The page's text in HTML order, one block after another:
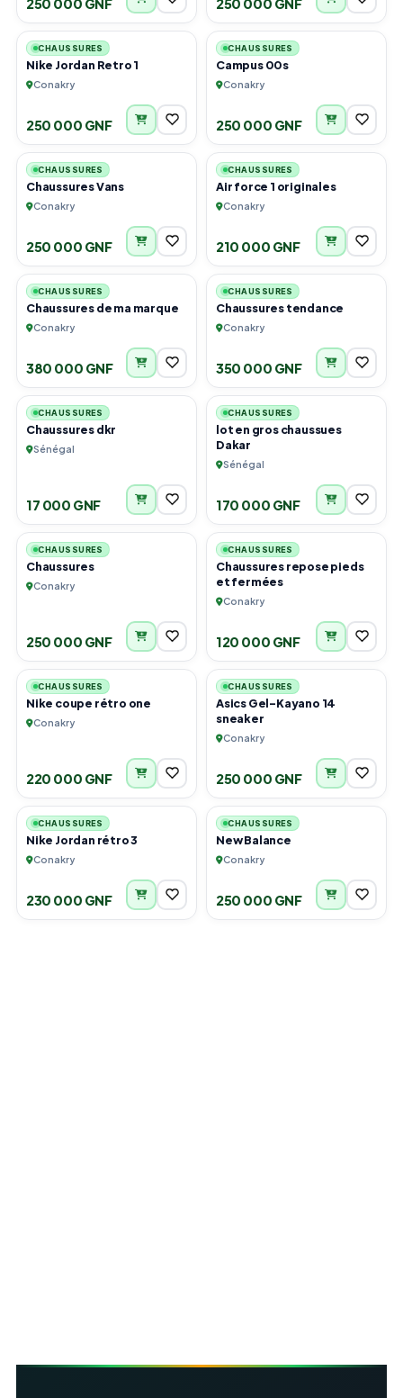
250 000 GNF 250 000 GNF
2
CHAUSSURES
Nike Jordan Retro 1
Conakry
250 000 GNF
2
CHAUSSURES
Campus 00s
Conakry
250 000 GNF
1
CHAUSSURES
Chaussures Vans
Conakry
250 000 GNF
2
CHAUSSURES
Air force 1 originales
Conakry
210 000 GNF
6
CHAUSSURES
Chaussures de ma marque
Conakry
380 000 GNF
1
CHAUSSURES
Chaussures tendance
Conakry
350 000 GNF
4
CHAUSSURES
Chaussures dkr
Sénégal
17 000 GNF
5
CHAUSSURES
lot en gros chaussues
Dakar
Sénégal
170 000 GNF
6
CHAUSSURES
Chaussures
Conakry
250 000 GNF
6
CHAUSSURES
Chaussures repose pieds
et fermées
Conakry
120 000 GNF
6
CHAUSSURES
Nike coupe rétro one
Conakry
220 000 GNF
4
CHAUSSURES
Asics Gel-Kayano 14
sneaker
Conakry
250 000 GNF
2
CHAUSSURES
Nike Jordan rétro 3
Conakry
230 000 GNF
3
CHAUSSURES
New Balance
Conakry
250 000 GNF